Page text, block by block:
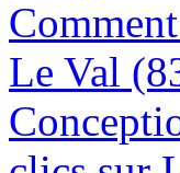
Le Val